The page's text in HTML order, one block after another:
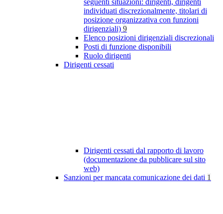
seguenti situazioni: dirigenti, dirigenti
individuati discrezionalmente, titolari di
posizione organizzativa con funzioni
dirigenziali) 9
Elenco posizioni dirigenziali discrezionali
Posti di funzione disponibili
Ruolo dirigenti
Dirigenti cessati
Dirigenti cessati dal rapporto di lavoro
(documentazione da pubblicare sul sito
web)
Sanzioni per mancata comunicazione dei dati 1